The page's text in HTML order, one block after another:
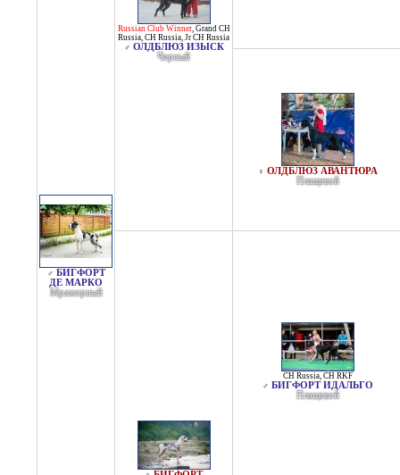
♂ БИГФОРТ
ДЕ МАРКО
Мраморный
Russian Club Winner, Grand CH
Russia, CH Russia, Jr CH Russia
♂ ОЛДБЛЮЗ ИЗЫСК
Черный
♀ ОЛДБЛЮЗ АВАНТЮРА
Плащевой
CH Russia, CH RKF
♂ БИГФОРТ ИДАЛЬГО
Плащевой